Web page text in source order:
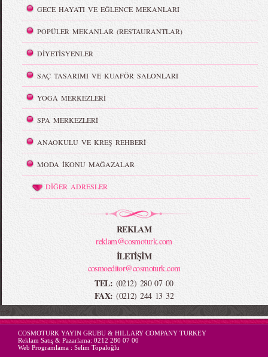
GECE HAYATI VE EĞLENCE MEKANLARI
POPÜLER MEKANLAR (RESTAURANTLAR)
DİYETİSYENLER
SAÇ TASARIMI VE KUAFÖR SALONLARI
YOGA MERKEZLERİ
SPA MERKEZLERİ
ANAOKULU VE KREŞ REHBERİ
MODA İKONU MAĞAZALAR
DİĞER ADRESLER
REKLAM
reklam@cosmoturk.com
İLETİŞİM
cosmoeditor@cosmoturk.com
TEL: (0212) 280 07 00
FAX: (0212) 244 13 32
-->
COSMOTURK YAYIN GRUBU & HILLARY COMPANY TURKEY
Reklam Satış & Pazarlama: 0212 280 07 00
Web Programlama : Selim Topaloğlu